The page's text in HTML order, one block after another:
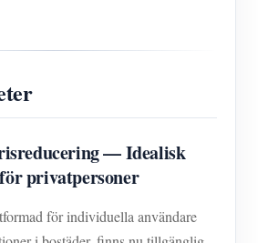
— Idealisk
privatpersoner
för individuella användare